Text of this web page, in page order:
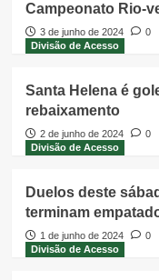
Campeonato Rio-
3 de junho de 2024
0
Divisão de Acesso
Santa Helena é
rebaixamento
2 de junho de 2024
0
Divisão de Acesso
Duelos deste
terminam
1 de junho de 2024
0
Divisão de Acesso